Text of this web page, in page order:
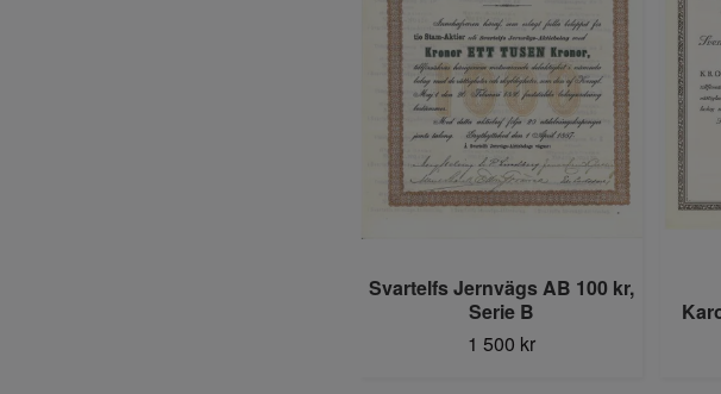
Svartelfs Jernvägs AB 100 kr,
Serie B
1 500 kr